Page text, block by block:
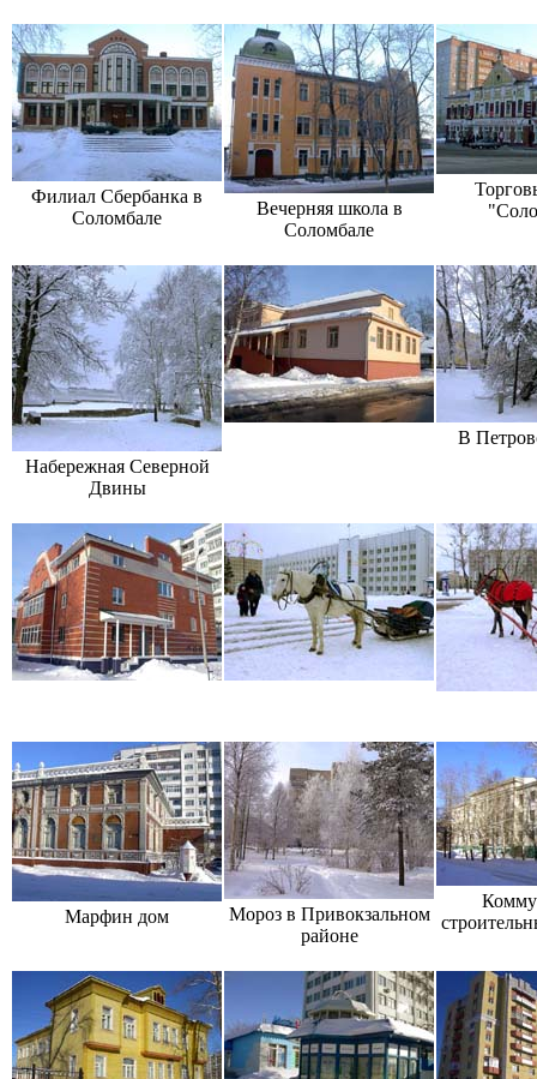
Филиал Сбербанка в
Соломбале
Вечерняя школа в
Соломбале
Набережная Северной
Двины
В
Марфин дом
Мороз в Привокзальном
районе